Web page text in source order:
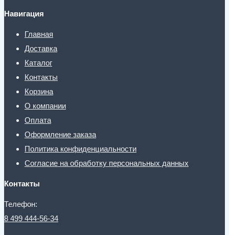
Навигация
Главная
Доставка
Каталог
Контакты
Корзина
О компании
Оплата
Оформление заказа
Политика конфиденциальности
Согласие на обработку персональных данных
Контакты
Телефон:
8 499 444-56-34